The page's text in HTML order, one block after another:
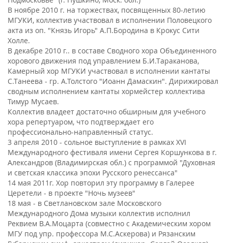
В ноябре 2010 г. на торжествах, посвященных 80-летию
МГУКИ, коллектив участвовал в исполнении Половецкого
акта из оп. "Князь Игорь" А.П.Бородина в Крокус Сити
Холле.
В декабре 2010 г.. в составе Сводного хора Объединенного
хорового движения под управлением Б.И.Тараканова,
Камерный хор МГУКИ участвовал в исполнении кантаты
С.Танеева - гр. А.Толстого "Иоанн Дамаскин". Дирижировал
сводным исполнением кантаты хормейстер коллектива
Тимур Мусаев.
Коллектив владеет достаточно обширным для учебного
хора репертуаром, что подтверждает его
профессионально-направленный статус.
3 апреля 2010 - сольное выступление в рамках XVI
Международного фестиваля имени Сергея Коршункова в г.
Александров (Владимирская обл.) с программой "Духовная
и светская классика эпохи Русского ренессанса"
14 мая 2011г. Хор повторил эту программу в Галерее
Церетели - в проекте "Ночь музеев"
18 мая - в Светлановском зале Московского
Международного Дома музыки коллектив исполнил
Реквием В.А.Моцарта (совместно с Академическим хором
МГУ под упр. профессора М.С.Аскерова) и Рязанским